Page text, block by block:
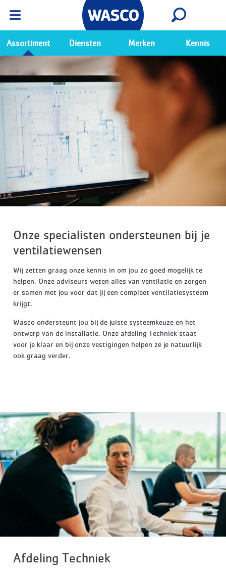
Ga naar de Wasco app
Bekijk
Assortiment Diensten Merken Kennis
Onze specialisten ondersteunen bij je
ventilatiewensen
Wij zetten graag onze kennis in om jou zo goed mogelijk te
helpen. Onze adviseurs weten alles van ventilatie en zorgen
er samen met jou voor dat jij een compleet ventilatiesysteem
krijgt.
Wasco ondersteunt jou bij de juiste systeemkeuze en het
ontwerp van de installatie. Onze afdeling Techniek staat
voor je klaar en bij onze vestigingen helpen ze je natuurlijk
ook graag verder.
Afdeling Techniek